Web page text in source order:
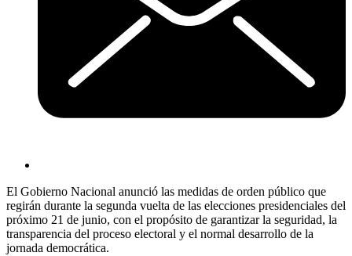
El Gobierno Nacional anunció las medidas de orden público que
regirán durante la segunda vuelta de las elecciones presidenciales del
próximo 21 de junio, con el propósito de garantizar la seguridad, la
transparencia del proceso electoral y el normal desarrollo de la
jornada democrática.